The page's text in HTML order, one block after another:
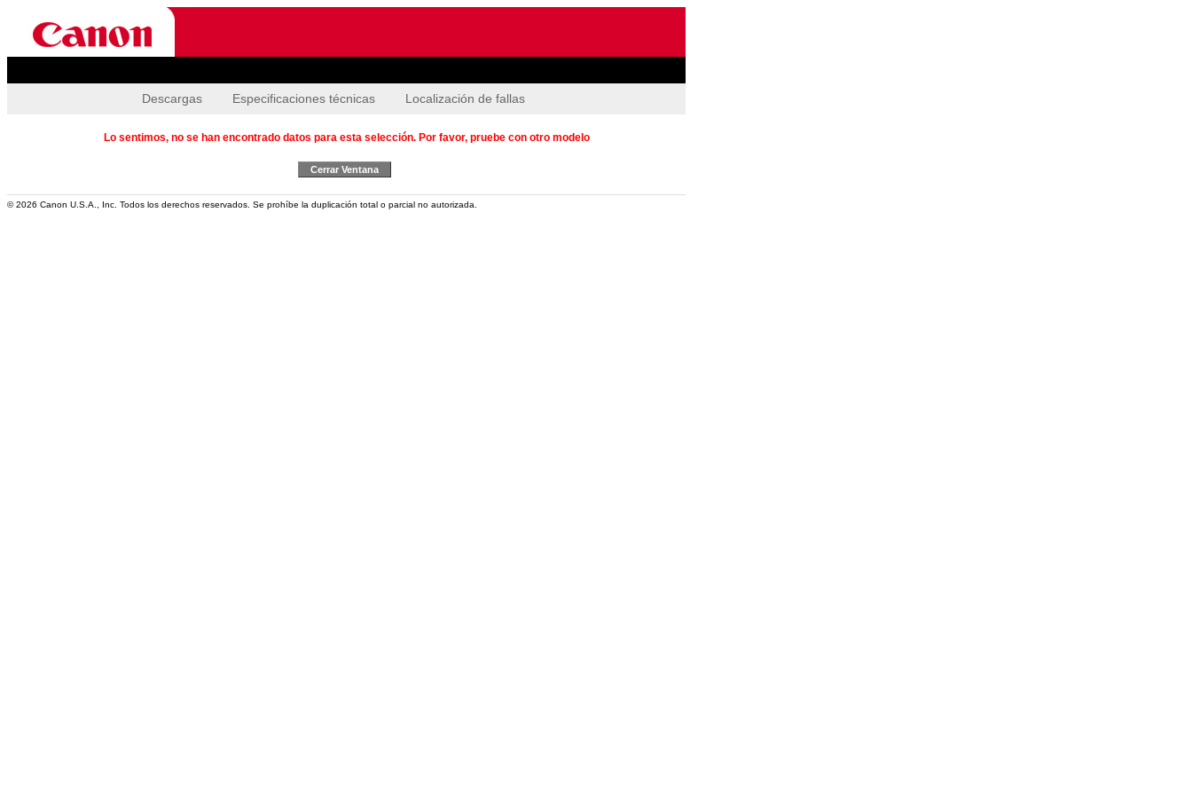
Descargas Especificaciones técnicas Localización de fallas
Lo sentimos, no se han encontrado datos para esta selección. Por favor, pruebe con otro modelo
Cerrar Ventana
© 2026 Canon U.S.A., Inc. Todos los derechos reservados. Se prohíbe la duplicación total o parcial no autorizada.